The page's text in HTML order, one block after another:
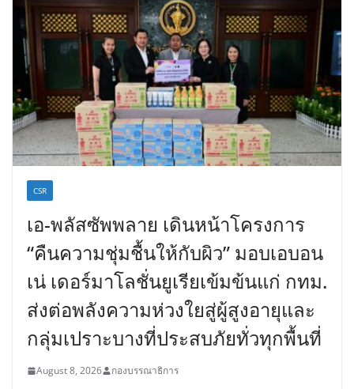
CSR
เอ-พลัสซัพพลาย เดินหน้าโครงการ
“คืนความชุ่มชื้นให้กับผิว” มอบเอบอน
เน่ เดอร์มาโลชั่นยูเรียเข้มข้นแก่ กทม.
ส่งต่อพลังความห่วงใยสู่ผู้สูงอายุและ
กลุ่มเปราะบางที่ประสบภัยทั่วทุกพื้นที่
August 8, 2026 กองบรรณาธิการ